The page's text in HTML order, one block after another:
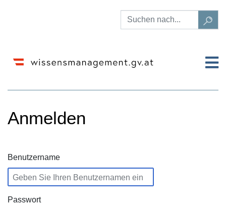
Anmelden
Wechseln zu:Navigation
Benutzername
Passwort